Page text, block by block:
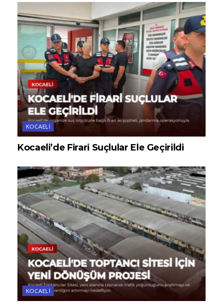
KOCAELI
Kocaeli’de Firari Suçlular Ele Geçirildi
KOCAELI